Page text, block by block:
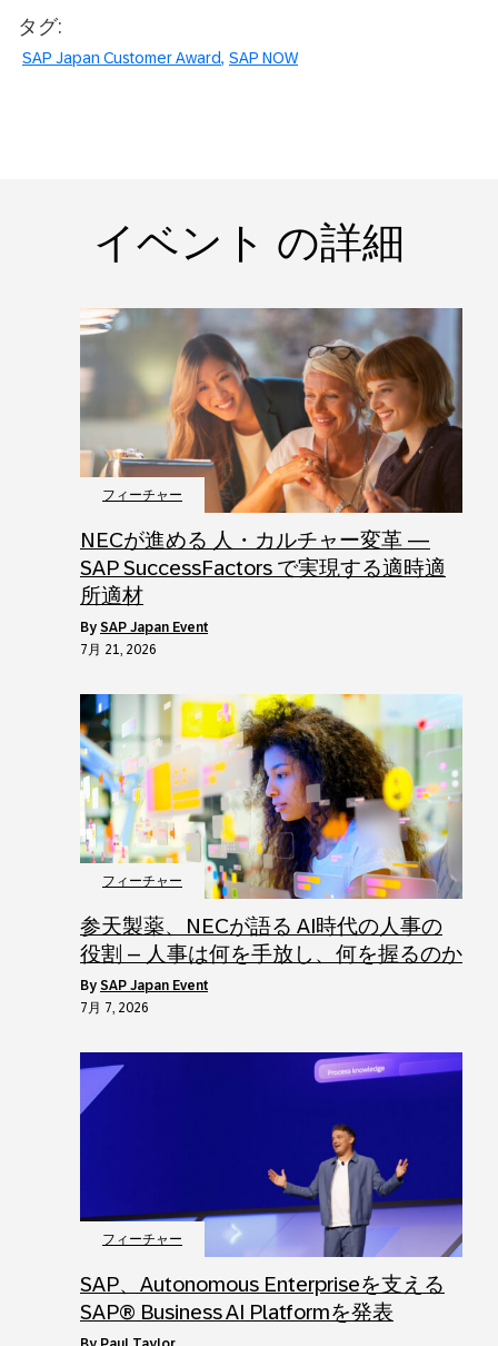
タグ:
SAP Japan Customer Award SAP NOW
イベント の詳細
フィーチャー
NECが進める 人・カルチャー変革 ―
SAP SuccessFactors で実現する適時適
所適材
by SAP Japan Event
7月 21, 2026
フィーチャー
参天製薬、NECが語る AI時代の人事の
役割 – 人事は何を手放し、何を握るのか
by SAP Japan Event
7月 7, 2026
フィーチャー
SAP、Autonomous Enterpriseを支える
SAP® Business AI Platformを発表